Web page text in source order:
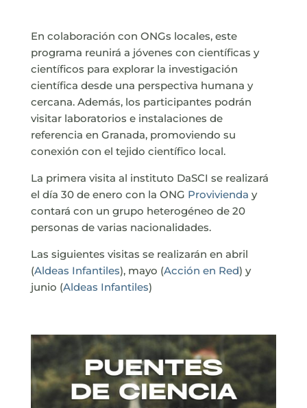
En colaboración con ONGs locales, este
programa reunirá a jóvenes con científicas y
científicos para explorar la investigación
científica desde una perspectiva humana y
cercana. Además, los participantes podrán
visitar laboratorios e instalaciones de
referencia en Granada, promoviendo su
conexión con el tejido científico local.
La primera visita al instituto DaSCI se realizará
el día 30 de enero con la ONG Provivienda y
contará con un grupo heterogéneo de 20
personas de varias nacionalidades.
Las siguientes visitas se realizarán en abril
(Aldeas Infantiles), mayo (Acción en Red) y
junio (Aldeas Infantiles)